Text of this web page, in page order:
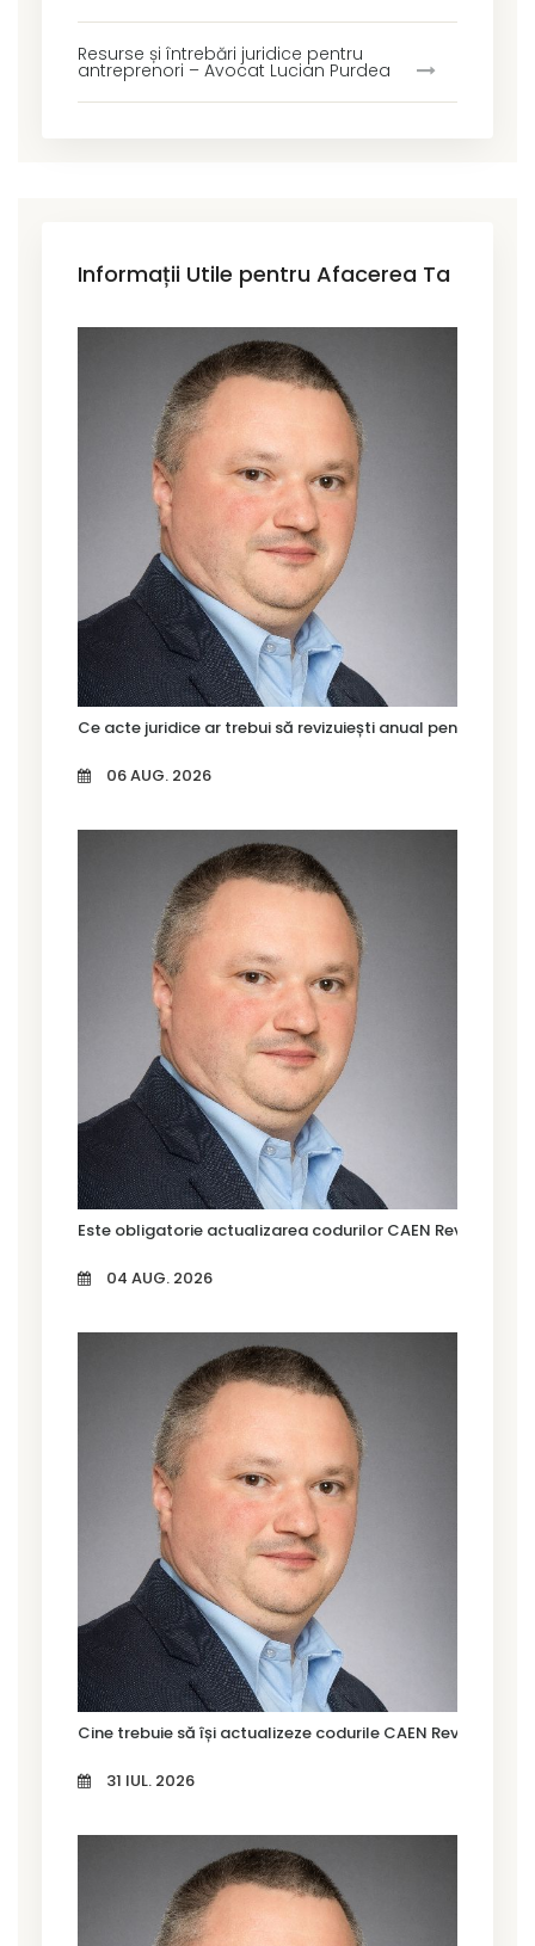
Resurse și întrebări juridice pentru
antreprenori – Avocat Lucian Purdea
Informații Utile pentru Afacerea Ta
Ce acte juridice ar trebui să revizuiești anual pentru firma
06 AUG. 2026
Este obligatorie actualizarea codurilor CAEN Rev. 3?
04 AUG. 2026
Cine trebuie să își actualizeze codurile CAEN Rev. 3 în
31 IUL. 2026